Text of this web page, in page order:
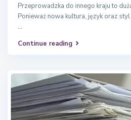
Przeprowadzka do innego kraju to
Ponieważ nowa kultura, język oraz
...
Continue reading